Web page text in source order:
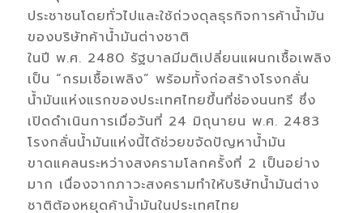
ประชาชนโดยทั่วไปและใช้ถ่วงดุลธุรกิจการค้าน้ำมัน
ของบริษัทค้าน้ำมันต่างชาติ
ในปี พ.ศ. 2480 รัฐบาลมีมติเปลี่ยนแผนกเชื้อเพลิง
เป็น “กรมเชื้อเพลิง” พร้อมทั้งก่อสร้างโรงกลั่น
น้ำมันแห่งแรกของประเทศไทยขึ้นที่ช่องนนทรี ซึ่ง
เปิดดำเนินการเมื่อวันที่ 24 มิถุนายน พ.ศ. 2483
โรงกลั่นน้ำมันแห่งนี้ได้ช่วยขจัดปัญหาน้ำมัน
ขาดแคลนระหว่างสงครามโลกครั้งที่ 2 เป็นอย่าง
มาก เนื่องจากภาวะสงครามทำให้บริษัทน้ำมันต่าง
ชาติต้องหยุดค้าน้ำมันในประเทศไทย